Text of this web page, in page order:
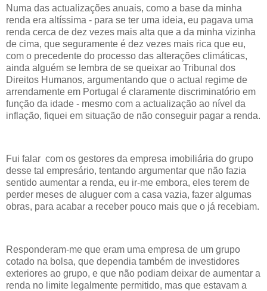
Numa das actualizações anuais, como a base da minha
renda era altíssima - para se ter uma ideia, eu pagava uma
renda cerca de dez vezes mais alta que a da minha vizinha
de cima, que seguramente é dez vezes mais rica que eu,
com o precedente do processo das alterações climáticas,
ainda alguém se lembra de se queixar ao Tribunal dos
Direitos Humanos, argumentando que o actual regime de
arrendamente em Portugal é claramente discriminatório em
função da idade - mesmo com a actualização ao nível da
inflação, fiquei em situação de não conseguir pagar a renda.
Fui falar com os gestores da empresa imobiliária do grupo
desse tal empresário, tentando argumentar que não fazia
sentido aumentar a renda, eu ir-me embora, eles terem de
perder meses de aluguer com a casa vazia, fazer algumas
obras, para acabar a receber pouco mais que o já recebiam.
Responderam-me que eram uma empresa de um grupo
cotado na bolsa, que dependia também de investidores
exteriores ao grupo, e que não podiam deixar de aumentar a
renda no limite legalmente permitido, mas que estavam a